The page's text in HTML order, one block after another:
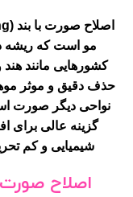
مو است که ریشه
کشورهایی مانند
حذف دقیق و موثر
گزینه عالی برای
شیمیایی و کم
اصلاح صورت